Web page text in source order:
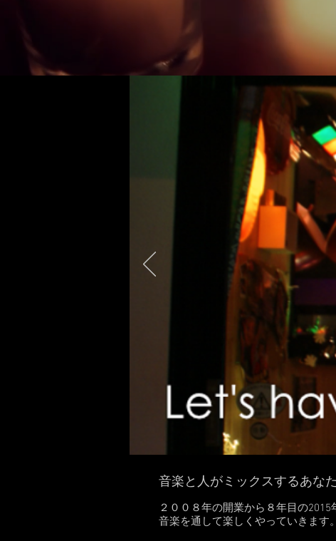
音楽と人がミックスするあな
２００８年の開業から８年目の
音楽を通して楽しくやっていきます。